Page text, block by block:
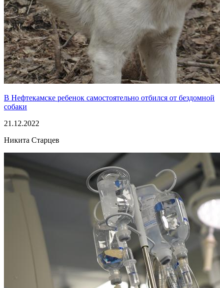
В Нефтекамске ребенок самостоятельно отбился от бездомной
собаки
21.12.2022
Никита Старцев